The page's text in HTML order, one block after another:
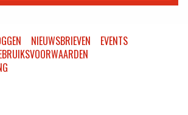
NIEUWSBRIEVEN
EVENTS